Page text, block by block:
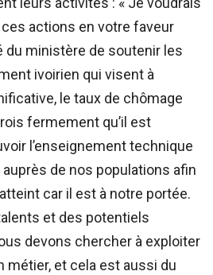
actions en votre faveur
du ministère de soutenir les
ivoirien qui visent à
le taux de chômage
fermement qu’il est
l’enseignement technique
auprès de nos populations afin
car il est à notre portée.
et des potentiels
devons chercher à exploiter
métier, et cela est aussi du